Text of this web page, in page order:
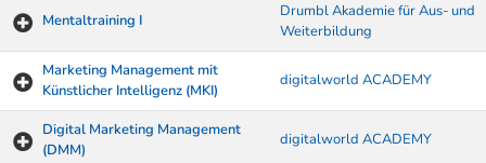
Mentaltraining I
Drumbl Akademie für Aus- und
Weiterbildung
Marketing Management mit
Künstlicher Intelligenz (MKI)
digitalworld ACADEMY
Digital Marketing Management
(DMM)
digitalworld ACADEMY